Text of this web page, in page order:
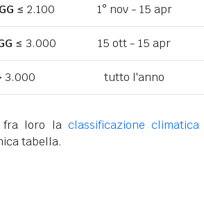
GG ≤ 2.100 1° nov - 15 apr
≤ 3.000 15 ott - 15 apr
3.000 tutto l'anno
fra loro la classificazione
tabella.